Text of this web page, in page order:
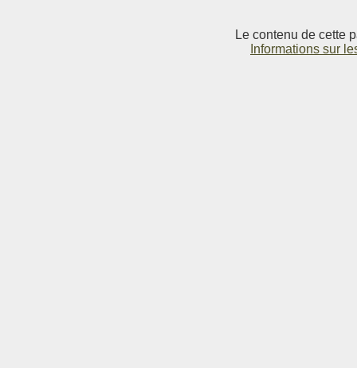
Le contenu de cette
Informations sur